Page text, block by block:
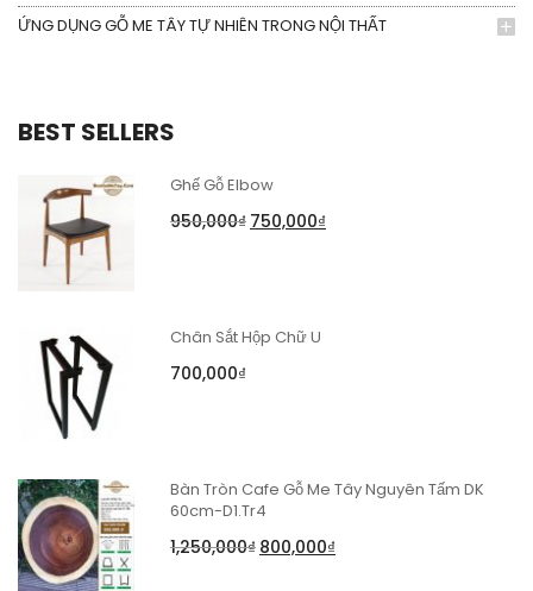
ỨNG DỤNG GỖ ME TÂY TỰ NHIÊN TRONG NỘI THẤT
BEST SELLERS
Ghế Gỗ Elbow
950,000₫ 750,000₫
Chân Sắt Hộp Chữ U
700,000₫
Bàn Tròn Cafe Gỗ Me Tây Nguyên Tấm DK
60cm-D1.Tr4
1,250,000₫ 800,000₫